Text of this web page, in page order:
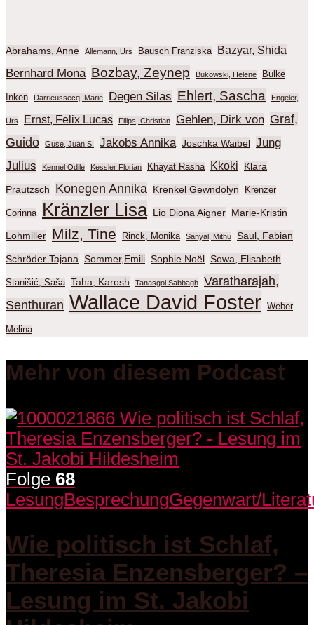
Abrahams, Anne Allemann, Urs Bausch Franziska Bazyar, Shida
Bernhard Mona Bozbay, Zeynep Bukowski, Helene Bulke
Inken Darrieussecq, Marie Degen Silas Ehlert, Sascha Engeler,
Urs Ernst, Felix Lucas Filips, Christian Gehlen, Dirk von Graf,
Guido
Guse, Juan S. Jakobs Annika Joschka Waibel Jung
Julius
Kennel Odile Kessler Florian Khayat Rasha Kkoki Klara
Prautzsch Konegen Annika Krenkel Gewndolyn Krenzer
Corinna Kränzler Lisa Lio Diona Aigner Marie-Kristin
Lohmiller Milz, Tine Rinck, Monika Sanyal, Mithu Saul, Fabian
Schröder Tajana Sommer,Emili Sophie Noël Sowa, Elisabeth
Stanišić, Saša Taha, Karosh Tanasgol Sabbagh
Varatharajah,
Senthuran Wallace David Foster Weber
Melina
Mehr von diesem Podcast
Folge 68
LesungBesprechungGegenwart/
Wie politisch ist Schlaf,
Theresia Enzensberger? –
Lesung im St. Jakobi